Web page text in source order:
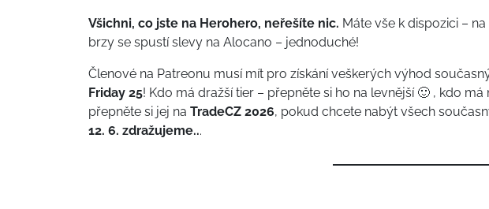
Všichni, co jste na Herohero, neřešíte nic. Máte vše k dispozici –
brzy se spustí slevy na Alocano – jednoduché!
Členové na Patreonu musí mít pro získání veškerých výhod
Friday 25! Kdo má dražší tier – přepněte si ho na levnější 🙂 , kdo má
přepněte si jej na TradeCZ 2026, pokud chcete nabýt všech
12. 6. zdražujeme...